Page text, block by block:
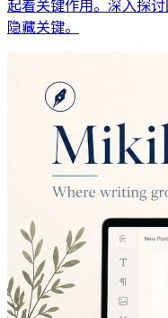
隐藏关键。